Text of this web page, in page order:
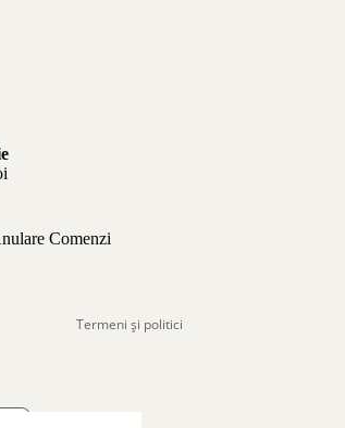
Comenzi
Termeni și politici